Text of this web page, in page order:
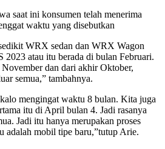
saat ini konsumen telah menerima
waktu yang disebutkan
WRX sedan dan WRX Wagon
atau itu berada di bulan Februari.
dan dari akhir Oktober,
semua,” tambahnya.
mengingat waktu 8 bulan. Kita juga
itu di April bulan 4. Jadi rasanya
Jadi itu hanya merupakan proses
adalah mobil tipe baru,”tutup Arie.